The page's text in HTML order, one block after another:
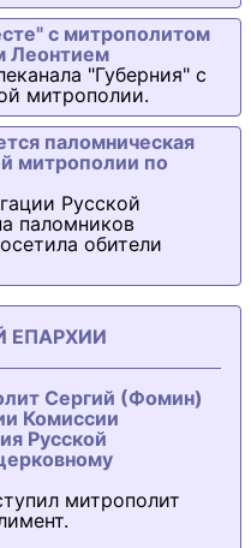
с митрополитом
Леонтием
"Губерния" с
митрополии.
паломническая
митрополии по
Русской
паломников
обители
ЕПАРХИИ
Сергий (Фомин)
Комиссии
Русской
митрополит